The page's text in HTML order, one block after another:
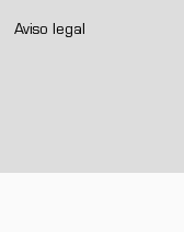
Aviso legal